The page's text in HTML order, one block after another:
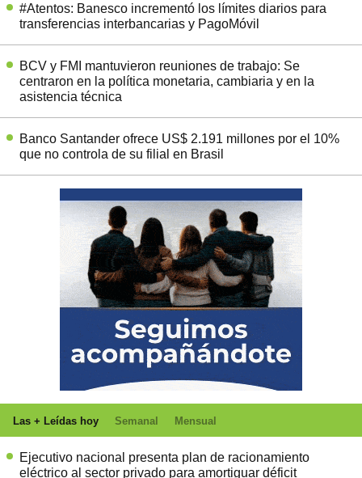
#Atentos: Banesco incrementó los límites diarios para
transferencias interbancarias y PagoMóvil
BCV y FMI mantuvieron reuniones de trabajo: Se
centraron en la política monetaria, cambiaria y en la
asistencia técnica
Banco Santander ofrece US$ 2.191 millones por el 10%
que no controla de su filial en Brasil
Las + Leídas hoy Semanal Mensual
Ejecutivo nacional presenta plan de racionamiento
eléctrico al sector privado para amortiguar déficit